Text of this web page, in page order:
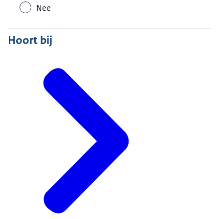
srt 3,4 KB
Download
hebben afgesproken dat het op
een goede manier wordt vastgelegd.
Op het moment dat mensen iets hebben
gekocht, een woning hebben gekocht...
komen ze naar de notaris om een
akte te tekenen zodat ze eigenaar worden.
Ze komen ook voor...
Nee
Hoort bij